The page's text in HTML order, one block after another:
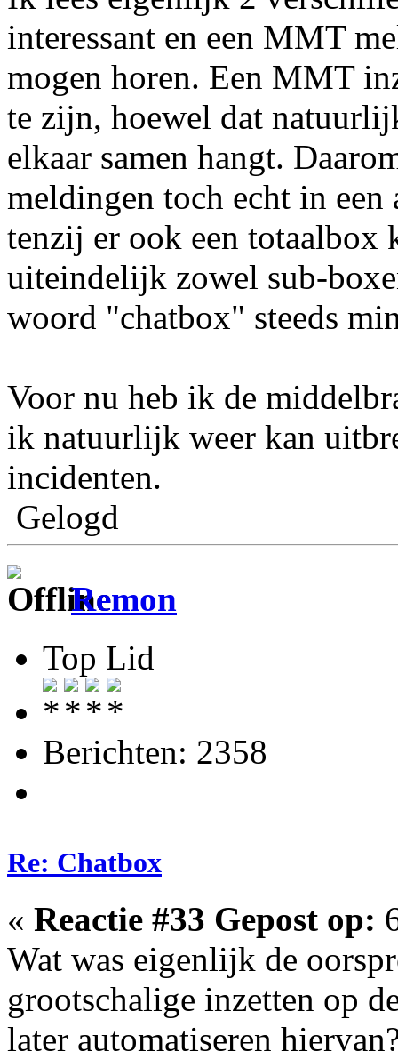
interessant en een MMT
mogen horen. Een MMT
te zijn, hoewel dat
elkaar samen hangt.
meldingen toch echt in een
tenzij er ook een totaalbox
uiteindelijk zowel sub-
woord "chatbox" steeds
Voor nu heb ik de
ik natuurlijk weer kan
incidenten.
Gelogd
Remon
Top Lid
Berichten: 2358
Re: Chatbox
« Reactie #33 Gepost op:
Wat was eigenlijk de
grootschalige inzetten op
later automatiseren